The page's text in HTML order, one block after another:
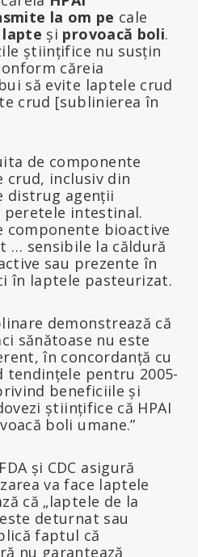
la om pe cale
lapte și provoacă boli.
științifice nu susțin
căreia
să evite laptele crud
crud [sublinierea în
de componente
crud, inclusiv din
distrug agenții
intestinal.
componente bioactive
… sensibile la căldură
sau prezente în
în laptele pasteurizat.
demonstrează că
sănătoase nu este
în concordanță cu
tendințele pentru 2005-
beneficiile și
științifice că HPAI
boli umane.”
și CDC asigură
va face laptele
că „laptele de la
deturnat sau
faptul că
nu garantează